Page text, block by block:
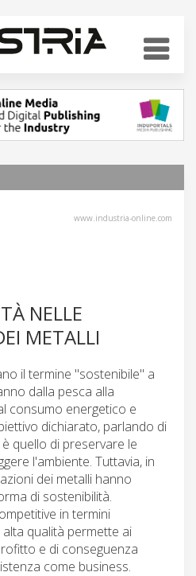
www.industria-online.com
NELLE
METALLI
il termine "sostenibile" a
dalla pesca alla
consumo energetico e
dichiarato, parlando di
quello di preservare le
l'ambiente. Tuttavia, in
dei metalli hanno
di sostenibilità.
in termini
qualità permette ai
e di conseguenza
come business.